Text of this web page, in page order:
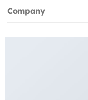
Company